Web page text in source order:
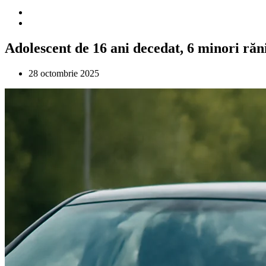
Adolescent de 16 ani decedat, 6 minori
28 octombrie 2025